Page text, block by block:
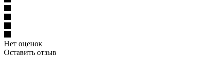
Нет оценок
Оставить отзыв